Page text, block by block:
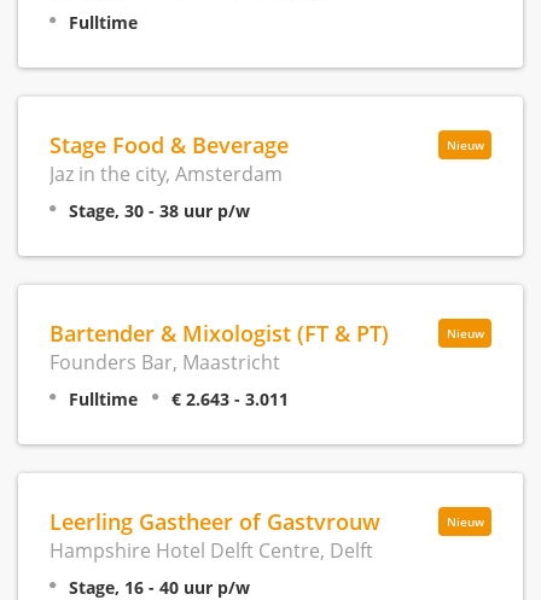
Fulltime
Nieuw
Stage Food & Beverage
Jaz in the city, Amsterdam
Stage, 30 - 38 uur p/w
Nieuw
Bartender & Mixologist (FT & PT)
Founders Bar, Maastricht
Fulltime € 2.643 - 3.011
Nieuw
Leerling Gastheer of Gastvrouw
Hampshire Hotel Delft Centre, Delft
Stage, 16 - 40 uur p/w